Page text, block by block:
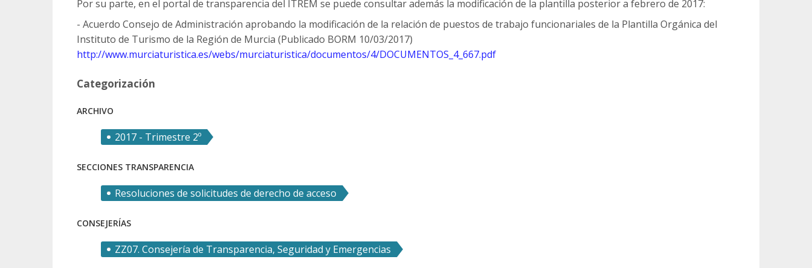
Por su parte, en el portal de transparencia del ITREM se puede consultar además la modificación de la plantilla posterior a febrero de 2017:
- Acuerdo Consejo de Administración aprobando la modificación de la relación de puestos de trabajo funcionariales de la Plantilla Orgánica del
Instituto de Turismo de la Región de Murcia (Publicado BORM 10/03/2017)
http://www.murciaturistica.es/webs/murciaturistica/documentos/4/DOCUMENTOS_4_667.pdf
Categorización
ARCHIVO
2017 - Trimestre 2º
SECCIONES TRANSPARENCIA
Resoluciones de solicitudes de derecho de acceso
CONSEJERÍAS
ZZ07. Consejería de Transparencia, Seguridad y Emergencias